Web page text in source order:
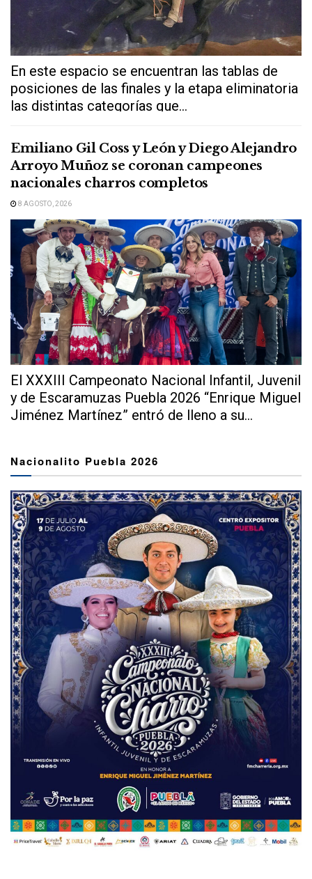
En este espacio se encuentran las tablas de
posiciones de las finales y la etapa eliminatoria
las distintas categorías que...
Emiliano Gil Coss y León y Diego Alejandro
Arroyo Muñoz se coronan campeones
nacionales charros completos
8 AGOSTO, 2026
El XXXIII Campeonato Nacional Infantil, Juvenil
y de Escaramuzas Puebla 2026 “Enrique Miguel
Jiménez Martínez” entró de lleno a su...
Nacionalito Puebla 2026